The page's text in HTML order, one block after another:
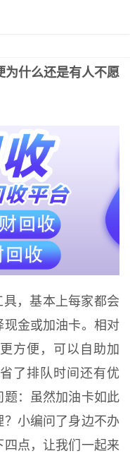
为什么还是有人不愿
，基本上每家都会
金或加油卡。相对
方便，可以自助加
了排队时间还有优
：虽然加油卡如此
小编问了身边不办
点，让我们一起来